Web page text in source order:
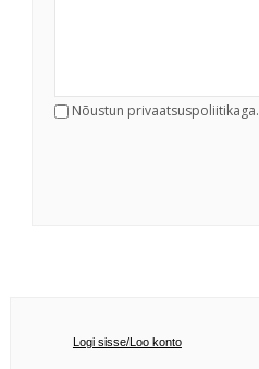
Nõustun privaatsuspoliitikaga.
Logi sisse/Loo konto